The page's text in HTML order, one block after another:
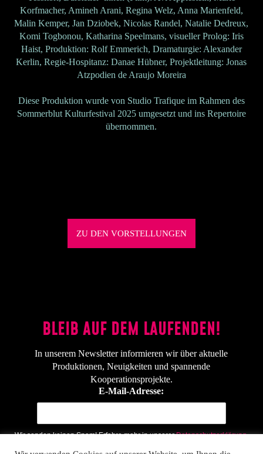
Korfmacher, Amineh Arani, Regina Welz, Anna Marienfeld,
Malin Kemper, Jan Dziobek, Nicolas Randel, Natalie Dedreux,
Komi Togbonou, Katharina Speelmans, visueller Prolog: Iris
Haist, Produktion: Rolf Emmerich, Dramaturgie: Alexander
Kerlin, Regie-Hospitanz: Danae Hübner, Projektleitung: Jonas
Atzpodien de Araujo Moreira
Diese Produktion wurde von Studio Trafique im Rahmen des
Sommerblut Kulturfestival 2025 umgesetzt und ins Repertoire
übernommen.
ZU DEN VORSTELLUNGEN
BLEIB AUF DEM LAUFENDEN!
In unserem Newsletter informieren wir über aktuelle
Produktionen, Neuigkeiten und spannende
Kooperationsprojekte.
E-Mail-Adresse:
Wir senden keinen Spam! Erfahre mehr in unsererDatenschutzerklärung.